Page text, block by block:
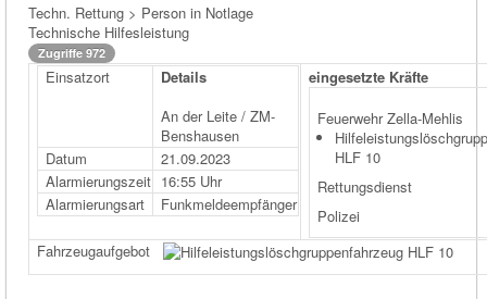
Techn. Rettung > Person in Notlage
Technische Hilfesleistung
Zugriffe 972
Einsatzort
Details
An der Leite / ZM-
Benshausen
Datum
21.09.2023
Alarmierungszeit 16:55 Uhr
Alarmierungsart
Funkmeldeempfänger
eingesetzte Kräfte
Feuerwehr Zella-Mehlis
HLF 10
Rettungsdienst
Polizei
Fahrzeugaufgebot